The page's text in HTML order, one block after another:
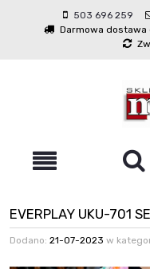
503 696 259
Darmowa dostawa
EVERPLAY UKU-701
Dodano: 21-07-2023 w